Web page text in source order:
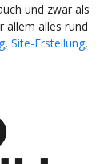
und zwar als
allem alles rund
, Site-Erstellung,